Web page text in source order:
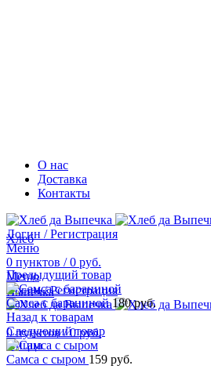
О нас
Доставка
Контакты
Логин / Регистрация
Меню
0 пунктов / 0 руб.
Меню
Логин / Регистрация
0пунктов / 0руб.
Хлеб
Выпечка
Пицца
Предыдущий товар
Самса с бараниной180руб.
Назад к товарам
Следующий товар
Самса с сыром 159 руб.